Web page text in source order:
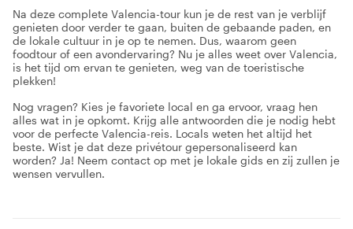
Na deze complete Valencia-tour kun je de rest van je verblijf
genieten door verder te gaan, buiten de gebaande paden, en
de lokale cultuur in je op te nemen. Dus, waarom geen
foodtour of een avondervaring? Nu je alles weet over Valencia,
is het tijd om ervan te genieten, weg van de toeristische
plekken!
Nog vragen? Kies je favoriete local en ga ervoor, vraag hen
alles wat in je opkomt. Krijg alle antwoorden die je nodig hebt
voor de perfecte Valencia-reis. Locals weten het altijd het
beste. Wist je dat deze privétour gepersonaliseerd kan
worden? Ja! Neem contact op met je lokale gids en zij zullen je
wensen vervullen.